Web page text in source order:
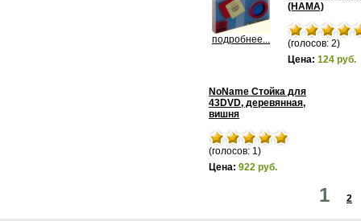
подробнее...
(HAMA)
(голосов: 2)
Цена: 124 руб.
NoName Стойка для
43DVD, деревянная,
вишня
(голосов: 1)
Цена: 922 руб.
1 2